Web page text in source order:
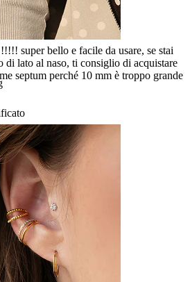
super bello e facile da usare, se stai
di lato al naso, ti consiglio di acquistare
septum perché 10 mm è troppo grande
originale
e molto ben fatti
verificato